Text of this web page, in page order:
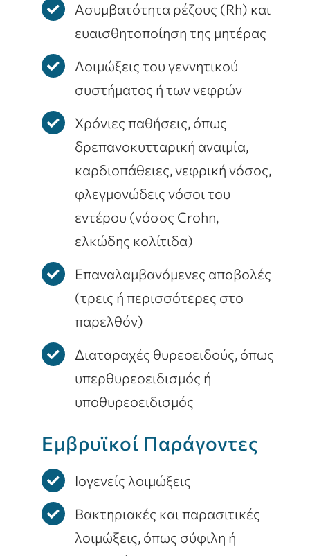
Ασυμβατότητα ρέζους (Rh) και
ευαισθητοποίηση της μητέρας
Λοιμώξεις του γεννητικού
συστήματος ή των νεφρών
Χρόνιες παθήσεις, όπως
δρεπανοκυτταρική αναιμία,
καρδιοπάθειες, νεφρική νόσος,
φλεγμονώδεις νόσοι του
εντέρου (νόσος Crohn,
ελκώδης κολίτιδα)
Επαναλαμβανόμενες αποβολές
(τρεις ή περισσότερες στο
παρελθόν)
Διαταραχές θυρεοειδούς, όπως
υπερθυρεοειδισμός ή
υποθυρεοειδισμός
Εμβρυϊκοί Παράγοντες
Ιογενείς λοιμώξεις
Βακτηριακές και παρασιτικές
λοιμώξεις, όπως σύφιλη ή